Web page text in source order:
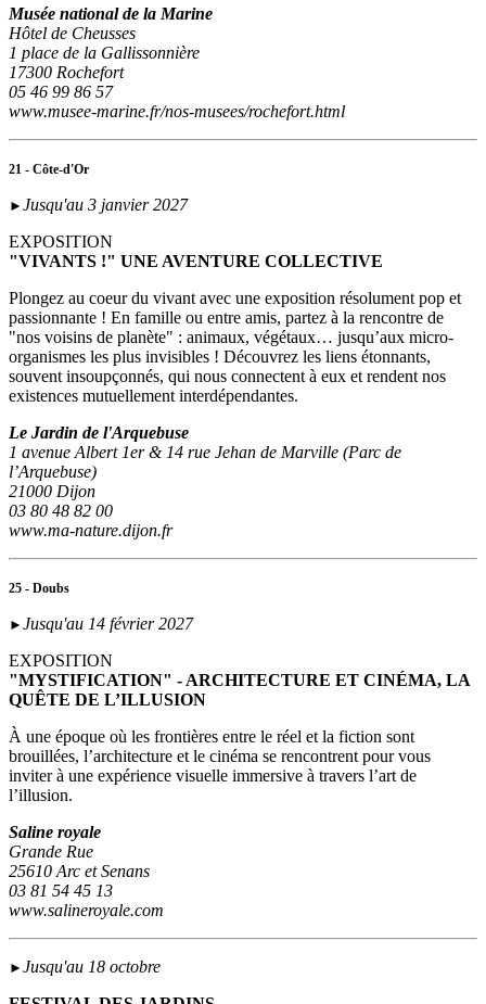
Musée national de la Marine
Hôtel de Cheusses
1 place de la Gallissonnière
17300 Rochefort
05 46 99 86 57
www.musee-marine.fr/nos-musees/rochefort.html
21 - Côte-d'Or
► Jusqu'au 3 janvier 2027
EXPOSITION
"VIVANTS !" UNE AVENTURE COLLECTIVE
Plongez au coeur du vivant avec une exposition résolument pop et
passionnante ! En famille ou entre amis, partez à la rencontre de
"nos voisins de planète" : animaux, végétaux… jusqu’aux micro-
organismes les plus invisibles ! Découvrez les liens étonnants,
souvent insoupçonnés, qui nous connectent à eux et rendent nos
existences mutuellement interdépendantes.
Le Jardin de l'Arquebuse
1 avenue Albert 1er & 14 rue Jehan de Marville (Parc de
l’Arquebuse)
21000 Dijon
03 80 48 82 00
www.ma-nature.dijon.fr
25 - Doubs
► Jusqu'au 14 février 2027
EXPOSITION
"MYSTIFICATION" - ARCHITECTURE ET CINÉMA, LA
QUÊTE DE L’ILLUSION
À une époque où les frontières entre le réel et la fiction sont
brouillées, l’architecture et le cinéma se rencontrent pour vous
inviter à une expérience visuelle immersive à travers l’art de
l’illusion.
Saline royale
Grande Rue
25610 Arc et Senans
03 81 54 45 13
www.salineroyale.com
► Jusqu'au 18 octobre